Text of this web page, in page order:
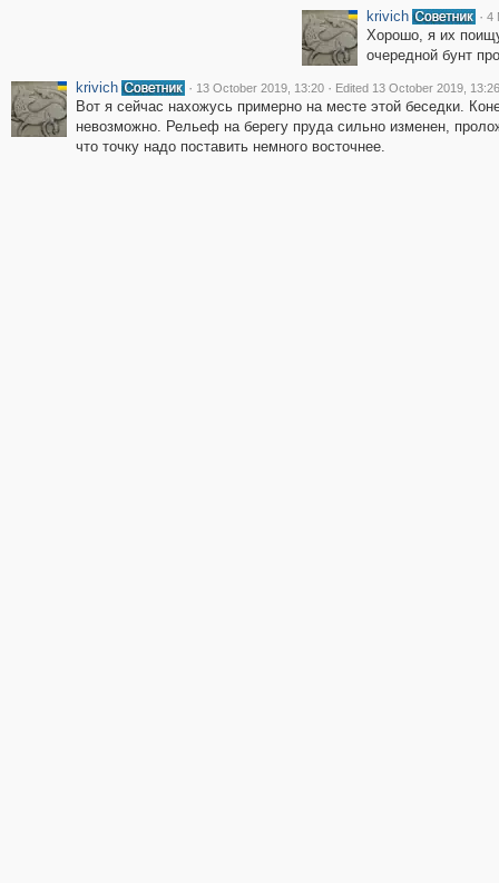
krivich · 4
Хорошо, я их
очередной бунт
krivich
· 13 October 2019, 13:20 · Edited 13 October 2019, 13:26
Вот я сейчас нахожусь примерно на месте этой беседки.
невозможно. Рельеф на берегу пруда сильно изменен,
что точку надо поставить немного восточнее.